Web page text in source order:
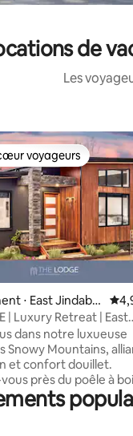
de
Les
voyageurs
voyageurs
⋅ East Jindaby
| Luxury Retreat | East
dans notre luxueuse
Snowy Mountains,
et confort douillet.
près du poêle à
avec le chauffage au
orteils bien au